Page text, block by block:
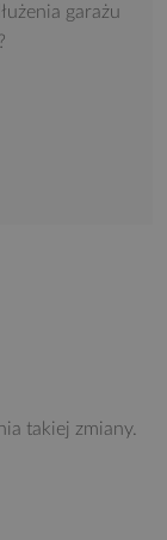
garażu
takiej zmiany.